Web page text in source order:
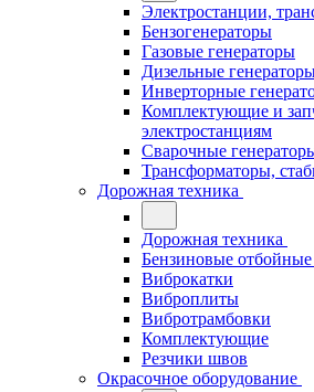
Электростанции,
Бензогенераторы
Газовые генераторы
Дизельные
Инверторные
Комплектующие и
электростанциям
Сварочные
Трансформаторы,
Дорожная техника
Дорожная техника
Бензиновые
Виброкатки
Виброплиты
Вибротрамбовки
Комплектующие
Резчики швов
Окрасочное оборудование